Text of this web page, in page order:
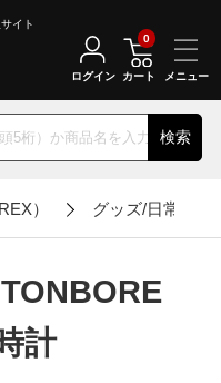
イト
検索
ログイン カート
0
） グッズ/日常アイ
計